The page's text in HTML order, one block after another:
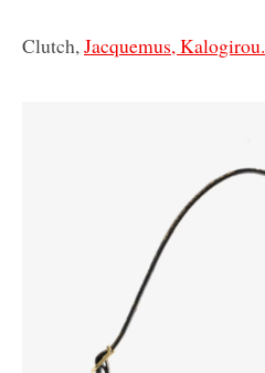
Clutch,Jacquemus, Kalogirou.